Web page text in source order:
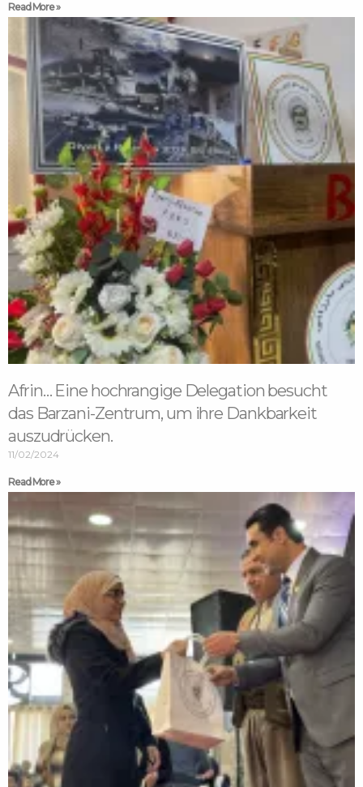
Read More »
Afrin… Eine hochrangige Delegation besucht
das Barzani-Zentrum, um ihre Dankbarkeit
auszudrücken.
11/02/2024
Read More »